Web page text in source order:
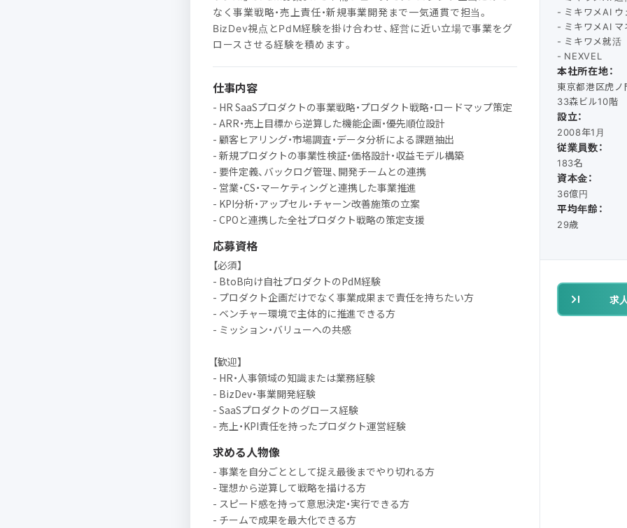
なく事業戦略・売上責任・新規事業開発まで一気通貫で担当。
BizDev視点とPdM経験を掛け合わせ、経営に近い立場で事業をグ
ロースさせる経験を積めます。
仕事内容
- HR SaaSプロダクトの事業戦略・プロダクト戦略・ロードマップ策定
- ARR・売上目標から逆算した機能企画・優先順位設計
- 顧客ヒアリング・市場調査・データ分析による課題抽出
- 新規プロダクトの事業性検証・価格設計・収益モデル構築
- 要件定義、バックログ管理、開発チームとの連携
- 営業・CS・マーケティングと連携した事業推進
- KPI分析・アップセル・チャーン改善施策の立案
- CPOと連携した全社プロダクト戦略の策定支援
応募資格
【必須】
- BtoB向け自社プロダクトのPdM経験
- プロダクト企画だけでなく事業成果まで責任を持ちたい方
- ベンチャー環境で主体的に推進できる方
- ミッション・バリューへの共感
【歓迎】
- HR・人事領域の知識または業務経験
- BizDev・事業開発経験
- SaaSプロダクトのグロース経験
- 売上・KPI責任を持ったプロダクト運営経験
求める人物像
- 事業を自分ごととして捉え最後までやり切れる方
- 理想から逆算して戦略を描ける方
- スピード感を持って意思決定・実行できる方
- チームで成果を最大化できる方
- ミキワメAI ウ
- ミキワメAI マ
- ミキワメ就活
- NEXVEL
本社所在地：
東京都港区虎
33森ビル10階
設立：
2008年1月
従業員数：
183名
資本金：
36億円
平均年齢：
29歳
求